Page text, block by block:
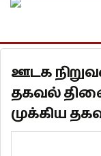
ஊடக
தகவல்
முக்கிய